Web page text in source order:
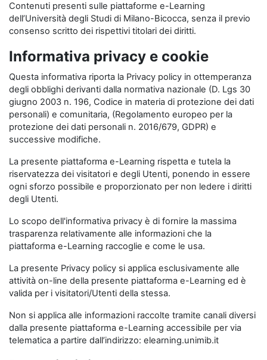
Contenuti presenti sulle piattaforme e-Learning
dell’Università degli Studi di Milano-Bicocca, senza il previo
consenso scritto dei rispettivi titolari dei diritti.
Informativa privacy e cookie
Questa informativa riporta la Privacy policy in ottemperanza
degli obblighi derivanti dalla normativa nazionale (D. Lgs 30
giugno 2003 n. 196, Codice in materia di protezione dei dati
personali) e comunitaria, (Regolamento europeo per la
protezione dei dati personali n. 2016/679, GDPR) e
successive modifiche.
La presente piattaforma e-Learning rispetta e tutela la
riservatezza dei visitatori e degli Utenti, ponendo in essere
ogni sforzo possibile e proporzionato per non ledere i diritti
degli Utenti.
Lo scopo dell'informativa privacy è di fornire la massima
trasparenza relativamente alle informazioni che la
piattaforma e-Learning raccoglie e come le usa.
La presente Privacy policy si applica esclusivamente alle
attività on-line della presente piattaforma e-Learning ed è
valida per i visitatori/Utenti della stessa.
Non si applica alle informazioni raccolte tramite canali diversi
dalla presente piattaforma e-Learning accessibile per via
telematica a partire dall’indirizzo: elearning.unimib.it